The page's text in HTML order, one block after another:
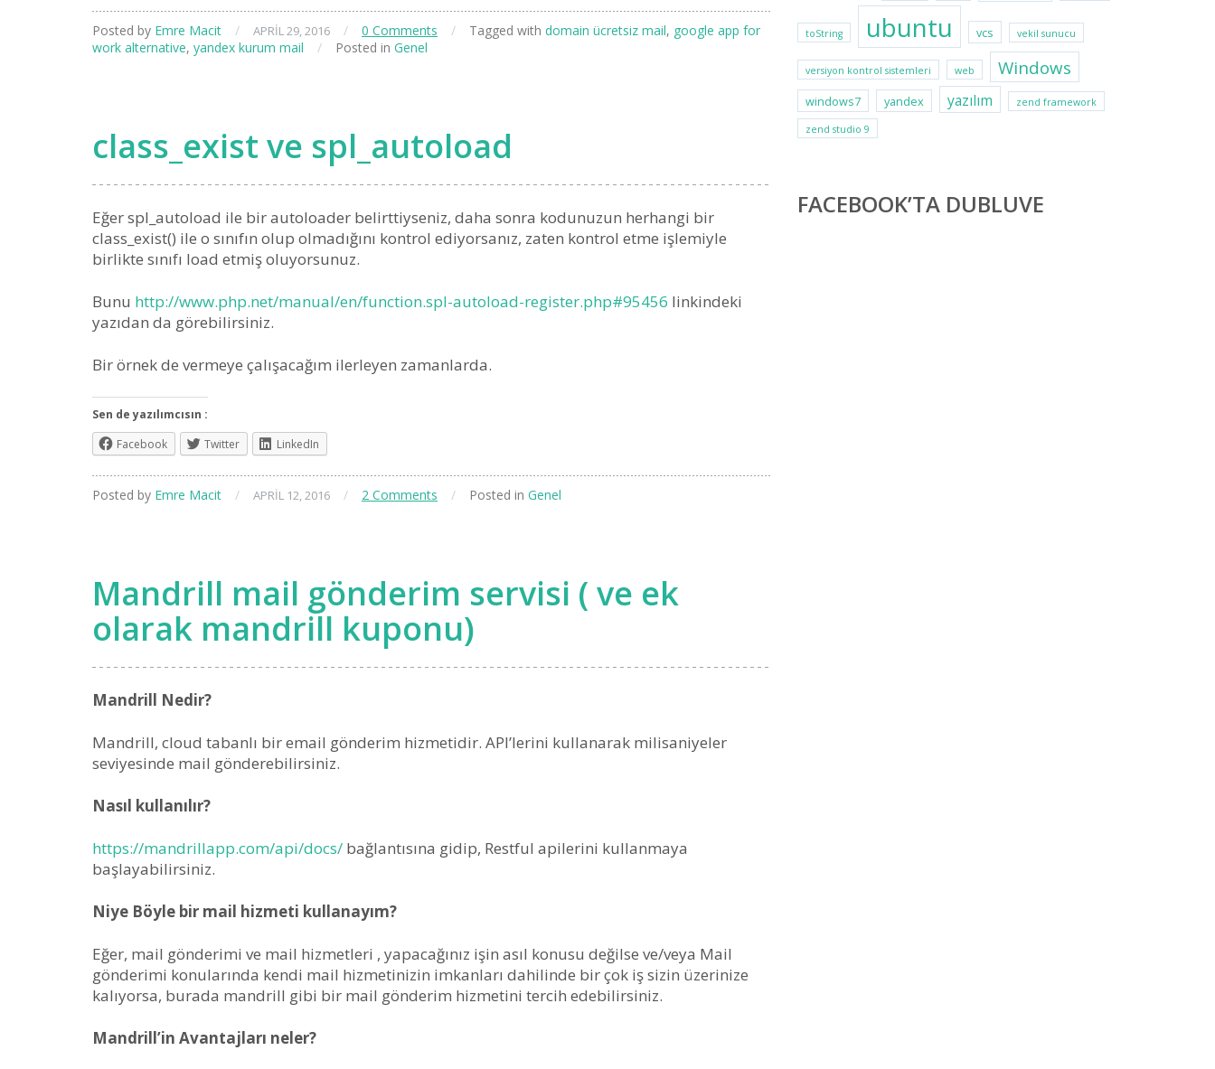
Posted by Emre Macit / APRIL 29, 2016 / 0 Comments / Tagged with domain ücretsiz mail, google app for
work alternative, yandex kurum mail / Posted in Genel
class_exist ve spl_autoload
Eğer spl_autoload ile bir autoloader belirttiyseniz, daha sonra kodunuzun herhangi bir
class_exist() ile o sınıfın olup olmadığını kontrol ediyorsanız, zaten kontrol etme işlemiyle
birlikte sınıfı load etmiş oluyorsunuz.
Bunu http://www.php.net/manual/en/function.spl-autoload-register.php#95456 linkindeki
yazıdan da görebilirsiniz.
Bir örnek de vermeye çalışacağım ilerleyen zamanlarda.
Sen de yazılımcısın :
Facebook
Twitter LinkedIn
Posted by Emre Macit / APRIL 12, 2016 / 2 Comments / Posted in Genel
Mandrill mail gönderim servisi ( ve ek
olarak mandrill kuponu)
Mandrill Nedir?
Mandrill, cloud tabanlı bir email gönderim hizmetidir. API’lerini kullanarak milisaniyeler
seviyesinde mail gönderebilirsiniz.
Nasıl kullanılır?
https://mandrillapp.com/api/docs/ bağlantısına gidip, Restful apilerini kullanmaya
başlayabilirsiniz.
Niye Böyle bir mail hizmeti kullanayım?
Eğer, mail gönderimi ve mail hizmetleri , yapacağınız işin asıl konusu değilse ve/veya Mail
gönderimi konularında kendi mail hizmetinizin imkanları dahilinde bir çok iş sizin üzerinize
kalıyorsa, burada mandrill gibi bir mail gönderim hizmetini tercih edebilirsiniz.
Mandrill’in Avantajları neler?
toString ubuntu vcs vekil sunucu
versiyon kontrol sistemleri web Windows
windows7 yandex yazılım zend framework
zend studio 9
FACEBOOK’TA DUBLUVE